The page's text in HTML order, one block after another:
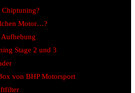
Chiptuning?
Motor…?
Stage 2 und 3
von BHP Motorsport